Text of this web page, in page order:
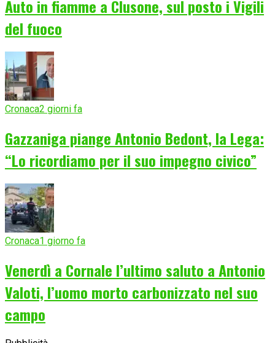
Auto in fiamme a Clusone, sul posto i Vigili
del fuoco
Cronaca2 giorni fa
Gazzaniga piange Antonio Bedont, la Lega:
“Lo ricordiamo per il suo impegno civico”
Cronaca1 giorno fa
Venerdì a Cornale l’ultimo saluto a Antonio
Valoti, l’uomo morto carbonizzato nel suo
campo